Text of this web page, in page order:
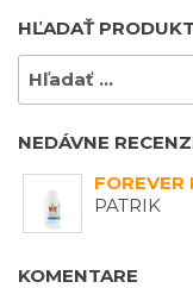
HĽADAŤ PRODUKT
HĽADAŤ:
NEDÁVNE
PATRIK
KOMENTARE